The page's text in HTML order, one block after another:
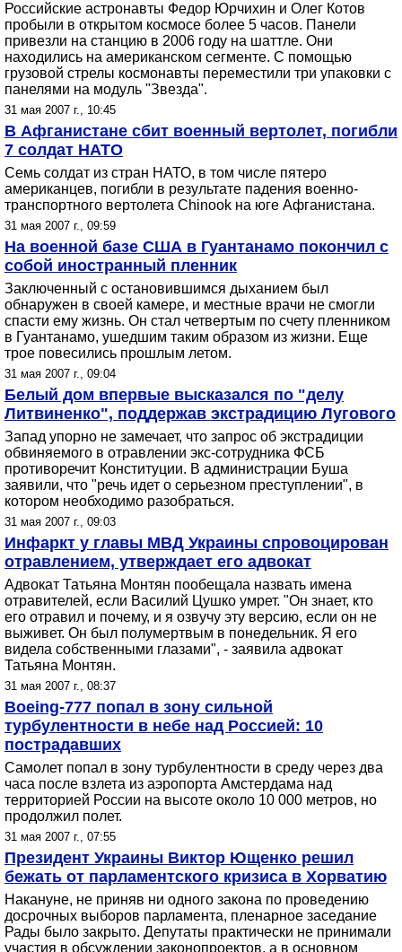
Российские астронавты Федор Юрчихин и Олег Котов
пробыли в открытом космосе более 5 часов. Панели
привезли на станцию в 2006 году на шаттле. Они
находились на американском сегменте. С помощью
грузовой стрелы космонавты переместили три упаковки с
панелями на модуль "Звезда".
31 мая 2007 г., 10:45
В Афганистане сбит военный вертолет, погибли
7 солдат НАТО
Семь солдат из стран НАТО, в том числе пятеро
американцев, погибли в результате падения военно-
транспортного вертолета Chinook на юге Афганистана.
31 мая 2007 г., 09:59
На военной базе США в Гуантанамо покончил с
собой иностранный пленник
Заключенный с остановившимся дыханием был
обнаружен в своей камере, и местные врачи не смогли
спасти ему жизнь. Он стал четвертым по счету пленником
в Гуантанамо, ушедшим таким образом из жизни. Еще
трое повесились прошлым летом.
31 мая 2007 г., 09:04
Белый дом впервые высказался по "делу
Литвиненко", поддержав экстрадицию Лугового
Запад упорно не замечает, что запрос об экстрадиции
обвиняемого в отравлении экс-сотрудника ФСБ
противоречит Конституции. В администрации Буша
заявили, что "речь идет о серьезном преступлении", в
котором необходимо разобраться.
31 мая 2007 г., 09:03
Инфаркт у главы МВД Украины спровоцирован
отравлением, утверждает его адвокат
Адвокат Татьяна Монтян пообещала назвать имена
отравителей, если Василий Цушко умрет. "Он знает, кто
его отравил и почему, и я озвучу эту версию, если он не
выживет. Он был полумертвым в понедельник. Я его
видела собственными глазами", - заявила адвокат
Татьяна Монтян.
31 мая 2007 г., 08:37
Boeing-777 попал в зону сильной
турбулентности в небе над Россией: 10
пострадавших
Самолет попал в зону турбулентности в среду через два
часа после взлета из аэропорта Амстердама над
территорией России на высоте около 10 000 метров, но
продолжил полет.
31 мая 2007 г., 07:55
Президент Украины Виктор Ющенко решил
бежать от парламентского кризиса в Хорватию
Накануне, не приняв ни одного закона по проведению
досрочных выборов парламента, пленарное заседание
Рады было закрыто. Депутаты практически не принимали
участия в обсуждении законопроектов, а в основном